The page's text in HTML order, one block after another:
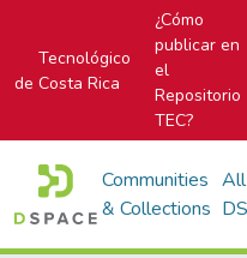
Tecnológico
de Costa Rica
¿Cómo
publicar en
el
Repositorio
TEC?
Communities
& Collections